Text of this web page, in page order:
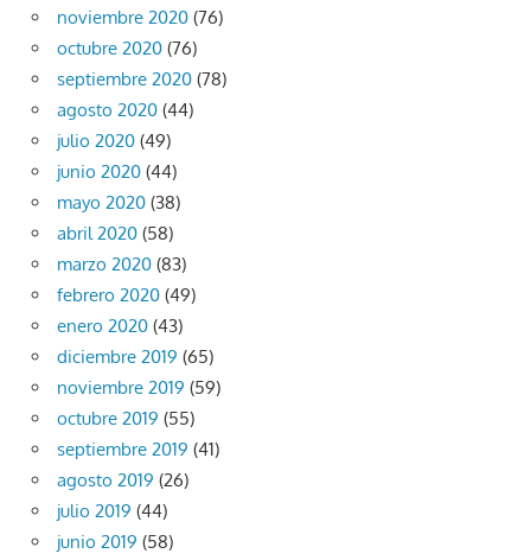
noviembre 2020 (76)
octubre 2020 (76)
septiembre 2020 (78)
agosto 2020 (44)
julio 2020 (49)
junio 2020 (44)
mayo 2020 (38)
abril 2020 (58)
marzo 2020 (83)
febrero 2020 (49)
enero 2020 (43)
diciembre 2019 (65)
noviembre 2019 (59)
octubre 2019 (55)
septiembre 2019 (41)
agosto 2019 (26)
julio 2019 (44)
junio 2019 (58)